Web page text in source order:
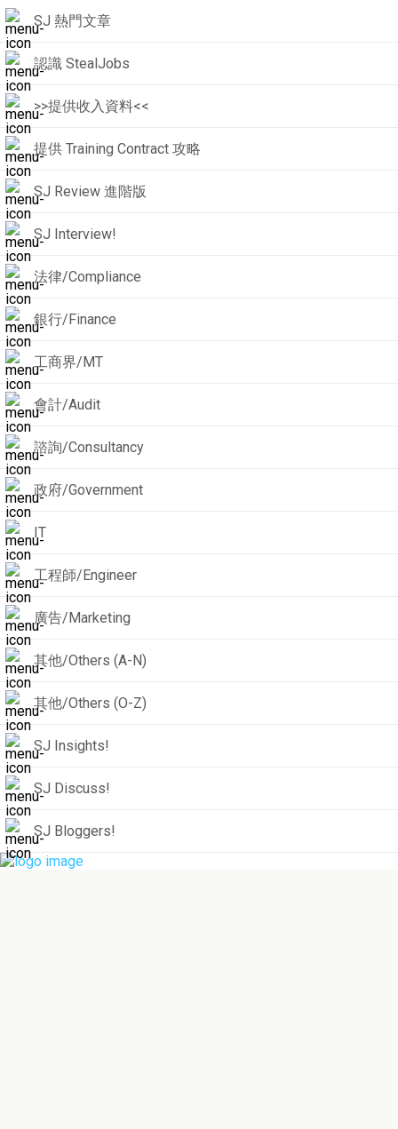
SJ 熱門文章
認識 StealJobs
>>提供收入資料<<
提供 Training Contract 攻略
SJ Review 進階版
SJ Interview!
法律/Compliance
銀行/Finance
工商界/MT
會計/Audit
諮詢/Consultancy
政府/Government
IT
工程師/Engineer
廣告/Marketing
其他/Others (A-N)
其他/Others (O-Z)
SJ Insights!
SJ Discuss!
SJ Bloggers!